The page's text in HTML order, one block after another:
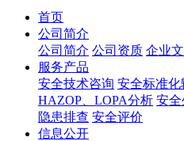
首页
公司简介
公司简介 公司资质 企业
服务产品
安全技术咨询 安全标准化
HAZOP、LOPA分析 安
隐患排查 安全评价
信息公开